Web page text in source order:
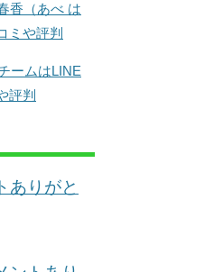
香（あべ は
ミや評判
ームはLINE
評判
ありがと